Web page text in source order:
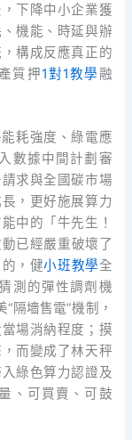
下降中小企業獲
機能、時延與辦
構成反應真正的
質押1對1教學融
耗強度、綠電應
數據中間計劃審
求與全國碳市場
，更好施展算力
中的「牛先生！
已經嚴重破壞了
，健小班教學全
測的彈性調劑機
隔墻售電”機制，
場消納程度；摸
而變成了林天秤
綠色算力認證及
、可買賣、可鼓